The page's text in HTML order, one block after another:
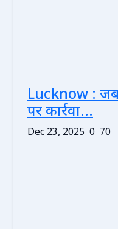
Lucknow :
पर कार्रवा...
Dec 23, 2025 0 70